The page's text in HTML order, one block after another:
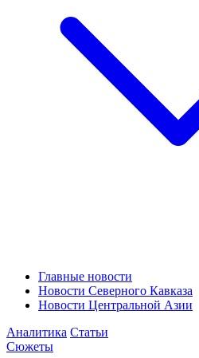
Главные новости
Новости Северного Кавказа
Новости Центральной Азии
Аналитика Статьи
Сюжеты